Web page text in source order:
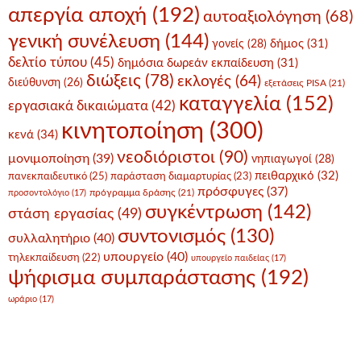
απεργία αποχή (192) αυτοαξιολόγηση (68)
γενική συνέλευση (144) γονείς (28) δήμος (31)
δελτίο τύπου (45) δημόσια δωρεάν εκπαίδευση (31)
διεύθυνση (26) διώξεις (78) εκλογές (64) εξετάσεις PISA (21)
εργασιακά δικαιώματα (42) καταγγελία (152)
κενά (34) κινητοποίηση (300)
μονιμοποίηση (39) νεοδιόριστοι (90) νηπιαγωγοί (28)
πανεκπαιδευτικό (25) παράσταση διαμαρτυρίας (23) πειθαρχικό (32)
προσοντολόγιο (17) πρόγραμμα δράσης (21) πρόσφυγες (37)
στάση εργασίας (49) συγκέντρωση (142)
συλλαλητήριο (40) συντονισμός (130)
τηλεκπαίδευση (22) υπουργείο (40) υπουργείο παιδείας (17)
ψήφισμα συμπαράστασης (192)
ωράριο (17)